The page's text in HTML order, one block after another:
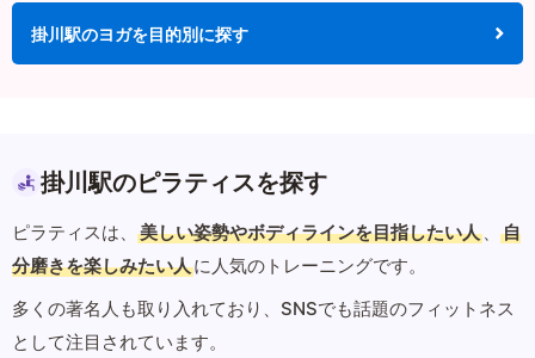
掛川駅のヨガを目的別に探す
掛川駅のピラティスを探す
ピラティスは、 美しい姿勢やボディラインを目指したい人 、
自
分磨きを楽しみたい人に人気のトレーニングです。
多くの著名人も取り入れており、SNSでも話題のフィットネス
として注目されています。